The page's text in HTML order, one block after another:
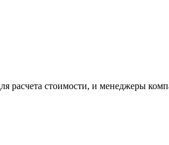
расчета стоимости, и менеджеры